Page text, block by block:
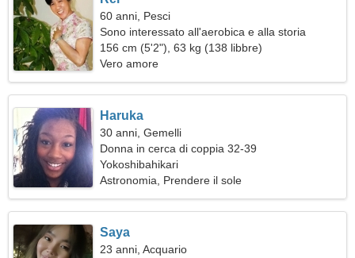
60 anni, Pesci
Sono interessato all'aerobica e alla storia
156 cm (5'2"), 63 kg (138 libbre)
Vero amore
Haruka
30 anni, Gemelli
Donna in cerca di coppia 32-39
Yokoshibahikari
Astronomia, Prendere il sole
Saya
23 anni, Acquario